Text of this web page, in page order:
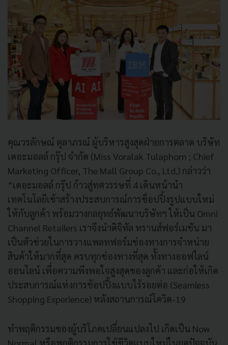
คุณวรลักษณ์ ตุลาภรณ์ ผู้บริหารสูงสุดฝ่ายการตลาด บริษัท
เดอะมอลล์ กรุ๊ป จำกัด (Miss Voralak Tulaphorn ; Chief
Marketing Officer, The Mall Group Co., Ltd.) กล่าวว่า
“เดอะมอลล์ กรุ๊ป ก้าวสู่ทศวรรษที่ 4 เดินหน้านำ
เทคโนโลยีเข้าสร้างประสบการณ์การช็อปปิ้งรูปแบบใหม่
ให้กับลูกค้า พร้อมวางกลยุทธ์พัฒนาบริษัทฯ ให้เป็น Omni
Channel Retailers เราจึงนำดิจิทัล ทรานส์ฟอร์เมชัน มา
เป็นตัวช่วยในการวางแพลทฟอร์มช่องทางการจำหน่าย
สินค้าให้มากที่สุด ครบทุกช่องทางที่สุด ทั้งทางออฟไลน์
ออนไลน์ เพื่อความพึงพอใจสูงสุดของลูกค้า และก่อให้เกิด
ประสบการณ์แห่งการช้อปปิ้งแบบไร้รอยต่อ (Seamless
Shopping Experience) หลังสถานการณ์โควิด-19
ทำพฤติกรรมของผู้บริโภคเปลี่ยนแปลงไป เกิดเป็น Now
Normal หรือพฤติกรรมการใช้ชีวิตแบบใหม่ในยุคปัจจุบัน